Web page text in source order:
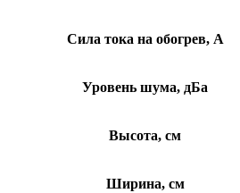
Сила тока на обогрев, А
Уровень шума, дБа
Высота, см
Ширина, см